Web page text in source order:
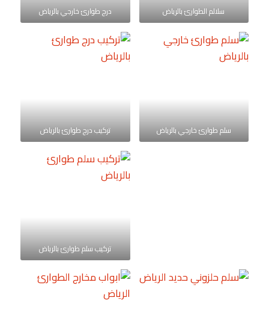
سلالم الطوارئ بالرياض درج طوارئ خارجي بالرياض
سلم طوارئ خارجي بالرياض تركيب درج طوارئ بالرياض
تركيب سلم طوارئ بالرياض